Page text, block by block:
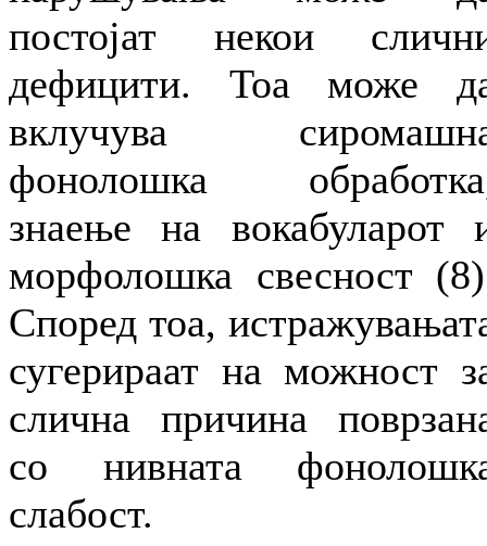
постојат некои
дефицити. Тоа може
вклучува
фонолошка
знаење на вокабуларот
морфолошка свесност
Според тоа,
сугерираат на можност
слична причина
со нивната
слабост.